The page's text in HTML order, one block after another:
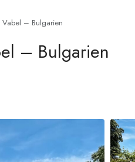
– Bulgarien
– Bulgarien